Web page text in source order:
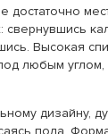
достаточно
свернувшись
Высокая
любым углом,
дизайну,
пола.